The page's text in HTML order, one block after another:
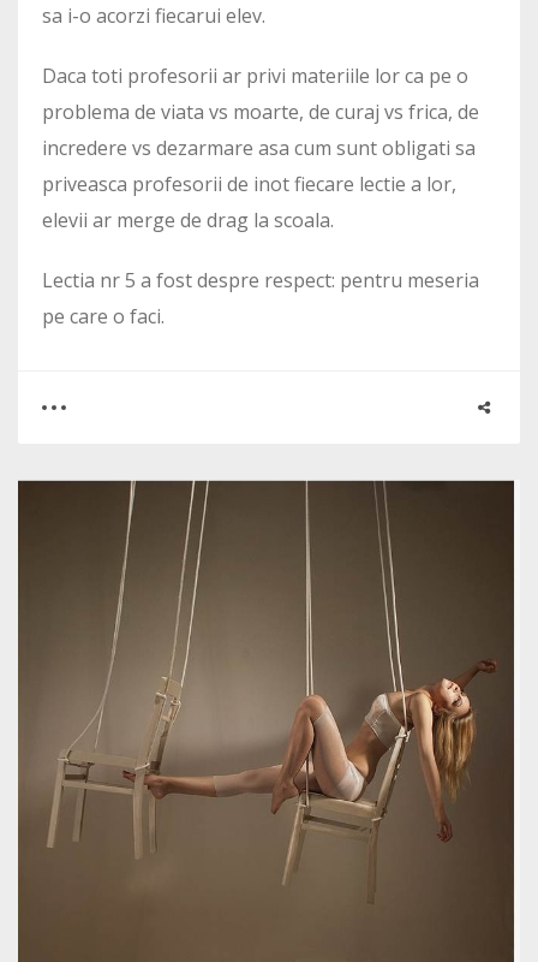
sa i-o acorzi fiecarui elev.
Daca toti profesorii ar privi materiile lor ca pe o
problema de viata vs moarte, de curaj vs frica, de
incredere vs dezarmare asa cum sunt obligati sa
priveasca profesorii de inot fiecare lectie a lor,
elevii ar merge de drag la scoala.
Lectia nr 5 a fost despre respect: pentru meseria
pe care o faci.